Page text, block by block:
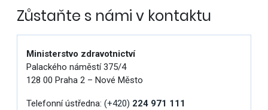
Zůstaňte s námi v kontaktu
Ministerstvo zdravotnictví
Palackého náměstí 375/4
128 00 Praha 2 – Nové Město
Telefonní ústředna: (+420) 224 971 111